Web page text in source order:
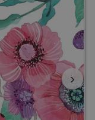
›